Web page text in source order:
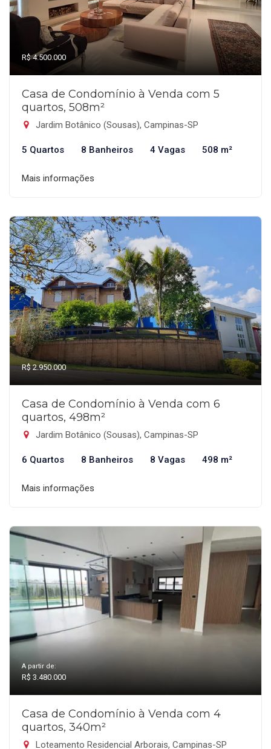
R$ 4.500.000
Casa de Condomínio à Venda com 5
quartos, 508m²
Jardim Botânico (Sousas), Campinas-SP
5 Quartos 8 Banheiros 4 Vagas 508 m²
Mais informações
R$ 2.950.000
Casa de Condomínio à Venda com 6
quartos, 498m²
Jardim Botânico (Sousas), Campinas-SP
6 Quartos 8 Banheiros 8 Vagas 498 m²
Mais informações
A partir de:
R$ 3.480.000
Casa de Condomínio à Venda com 4
quartos, 340m²
Loteamento Residencial Arborais, Campinas-SP